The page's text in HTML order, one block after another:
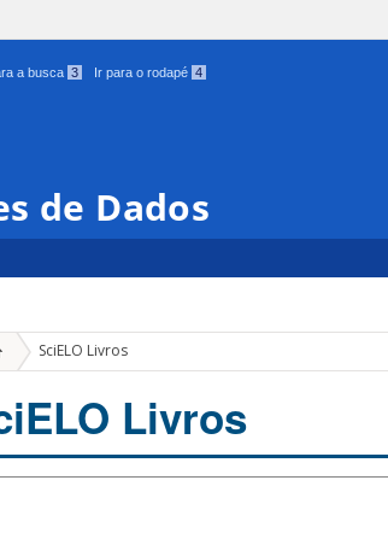
a busca 3 Ir para o rodapé 4
de Dados
SciELO Livros
Livros